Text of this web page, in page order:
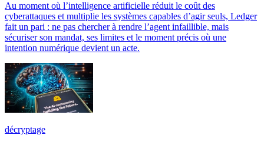
Au moment où l’intelligence artificielle réduit le coût des
cyberattaques et multiplie les systèmes capables d’agir seuls, Ledger
fait un pari : ne pas chercher à rendre l’agent infaillible, mais
sécuriser son mandat, ses limites et le moment précis où une
intention numérique devient un acte.
décryptage